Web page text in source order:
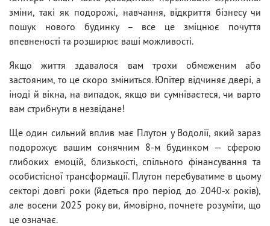
зміни, такі як подорожі, навчання, відкриття бізнесу чи
пошук нового будинку – все це зміцнює почуття
впевненості та розширює ваші можливості.
Якщо життя здавалося вам трохи обмеженим або
застояним, то це скоро зміниться. Юпітер відчиняє двері, а
іноді й вікна, на випадок, якщо ви сумніваєтеся, чи варто
вам стрибнути в незвідане!
Ще один сильний вплив має Плутон у Водолії, який зараз
подорожує вашим сонячним 8-м будинком — сферою
глибоких емоцій, близькості, спільного фінансування та
особистісної трансформації. Плутон перебуватиме в цьому
секторі довгі роки (йдеться про період до 2040-х років),
але восени 2025 року ви, ймовірно, почнете розуміти, що
це означає.